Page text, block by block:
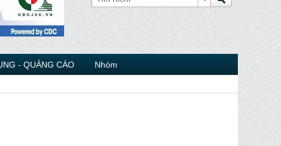
- QUẢNG CÁO Nhóm